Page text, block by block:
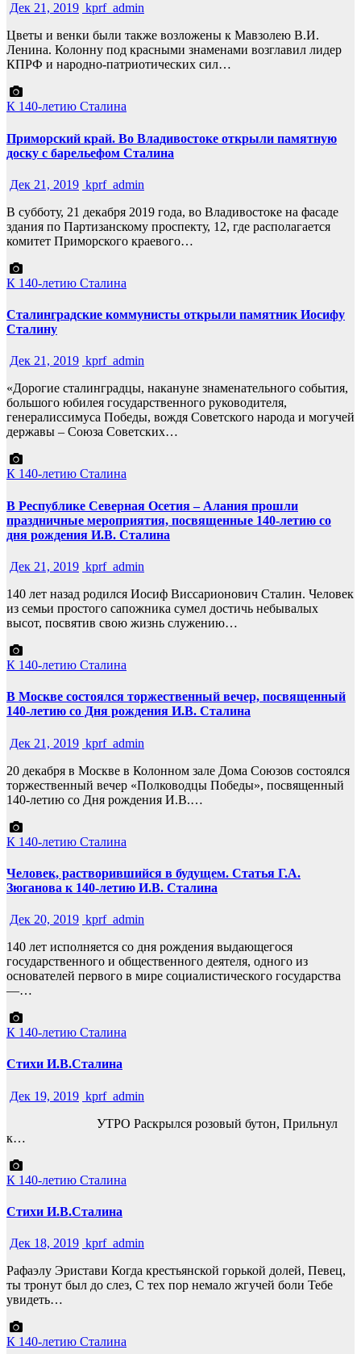
Дек 21, 2019 kprf_admin
Цветы и венки были также возложены к Мавзолею В.И.
Ленина. Колонну под красными знаменами возглавил лидер
КПРФ и народно-патриотических сил…
К 140-летию Сталина
Приморский край. Во Владивостоке открыли памятную
доску с барельефом Сталина
Дек 21, 2019 kprf_admin
В субботу, 21 декабря 2019 года, во Владивостоке на фасаде
здания по Партизанскому проспекту, 12, где располагается
комитет Приморского краевого…
К 140-летию Сталина
Сталинградские коммунисты открыли памятник Иосифу
Сталину
Дек 21, 2019 kprf_admin
«Дорогие сталинградцы, накануне знаменательного события,
большого юбилея государственного руководителя,
генералиссимуса Победы, вождя Советского народа и могучей
державы – Союза Советских…
К 140-летию Сталина
В Республике Северная Осетия – Алания прошли
праздничные мероприятия, посвященные 140-летию со
дня рождения И.В. Сталина
Дек 21, 2019 kprf_admin
140 лет назад родился Иосиф Виссарионович Сталин. Человек
из семьи простого сапожника сумел достичь небывалых
высот, посвятив свою жизнь служению…
К 140-летию Сталина
В Москве состоялся торжественный вечер, посвященный
140-летию со Дня рождения И.В. Сталина
Дек 21, 2019 kprf_admin
20 декабря в Москве в Колонном зале Дома Союзов состоялся
торжественный вечер «Полководцы Победы», посвященный
140-летию со Дня рождения И.В.…
К 140-летию Сталина
Человек, растворившийся в будущем. Статья Г.А.
Зюганова к 140-летию И.В. Сталина
Дек 20, 2019 kprf_admin
140 лет исполняется со дня рождения выдающегося
государственного и общественного деятеля, одного из
основателей первого в мире социалистического государства
—…
К 140-летию Сталина
Стихи И.В.Сталина
Дек 19, 2019 kprf_admin
УТРО Раскрылся розовый бутон, Прильнул
к…
К 140-летию Сталина
Стихи И.В.Сталина
Дек 18, 2019 kprf_admin
Рафаэлу Эристави Когда крестьянской горькой долей, Певец,
ты тронут был до слез, С тех пор немало жгучей боли Тебе
увидеть…
К 140-летию Сталина